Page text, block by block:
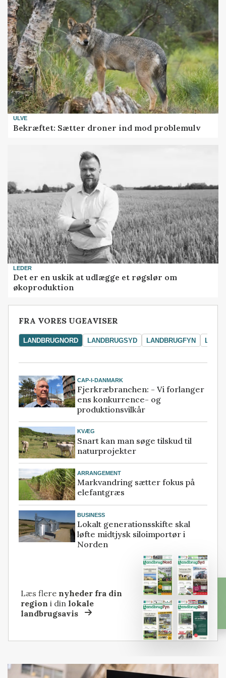
ULVE
Bekræftet: Sætter droner ind mod problemulv
LEDER
Det er en uskik at udlægge et røgslør om
økoproduktion
FRA VORES UGEAVISER
LANDBRUGNORD LANDBRUGSYD LANDBRUGFYN
CAP-I-DANMARK
Fjerkræbranchen: - Vi forlanger
ens konkurrence- og
produktionsvilkår
KVÆG
Snart kan man søge tilskud til
naturprojekter
ARRANGEMENT
Markvandring sætter fokus på
elefantgræs
BUSINESS
Lokalt generationsskifte skal
løfte midtjysk siloimportør i
Norden
Læs flere nyheder fra din
region i dinlokale
landbrugsavis